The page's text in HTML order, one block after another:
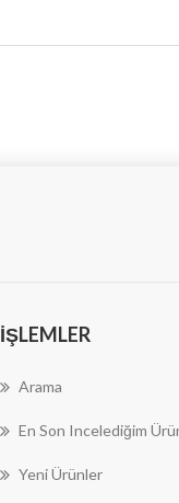
İŞLEMLER
Arama
En Son Incelediğim
Yeni Ürünler